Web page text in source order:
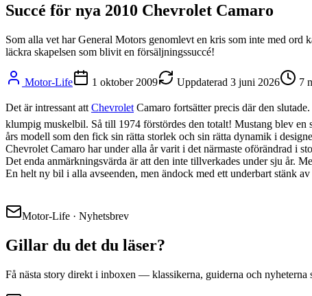
Succé för nya 2010 Chevrolet Camaro
Som alla vet har General Motors genomlevt en kris som inte med ord
läckra skapelsen som blivit en försäljningssuccé!
Motor-Life 1 oktober 2009 Uppdaterad 3 juni 2026 7
Det är intressant att Chevrolet Camaro fortsätter precis där den
klumpig muskelbil. Så till 1974 förstördes den totalt! Mustang blev
års modell som den fick sin rätta storlek och sin rätta dynamik i
Chevrolet Camaro har under alla år varit i det närmaste oförändrad i
Det enda anmärkningsvärda är att den inte tillverkades under sju år.
En helt ny bil i alla avseenden, men ändock med ett underbart stänk
Motor-Life · Nyhetsbrev
Gillar du det du läser?
Få nästa story direkt i inboxen — klassikerna, guiderna och nyheterna